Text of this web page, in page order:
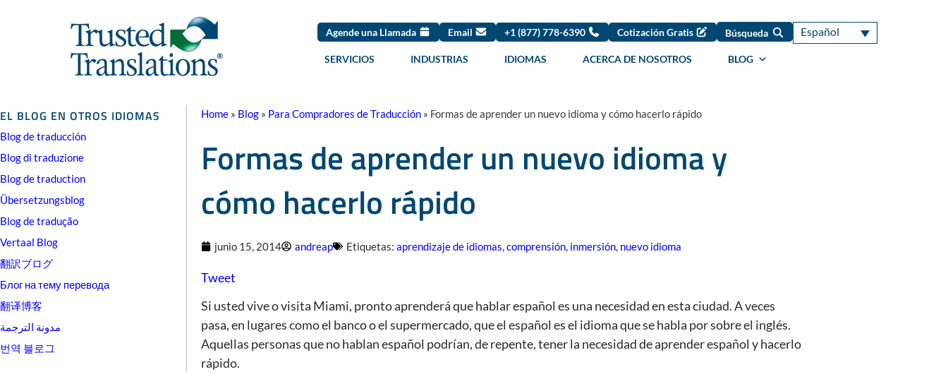
Agende una Llamada Email +1 (877) 778-6390 Cotización Gratis Búsqueda Español
SERVICIOS INDUSTRIAS IDIOMAS ACERCA DE NOSOTROS BLOG
EL BLOG EN OTROS IDIOMAS
Blog de traducción
Blog di traduzione
Blog de traduction
Übersetzungsblog
Blog de tradução
Vertaal Blog
翻訳ブログ
Блог на тему перевода
翻译博客
مدونة الترجمة
번역 블로그
Home » Blog » Para Compradores de Traducción » Formas de aprender un nuevo idioma y cómo hacerlo rápido
Formas de aprender un nuevo idioma y
cómo hacerlo rápido
junio 15, 2014 andreap Etiquetas: aprendizaje de idiomas,comprensión, inmersión, nuevo idioma
Tweet
Si usted vive o visita Miami, pronto aprenderá que hablar español es una necesidad en esta ciudad. A veces
pasa, en lugares como el banco o el supermercado, que el español es el idioma que se habla por sobre el inglés.
Aquellas personas que no hablan español podrían, de repente, tener la necesidad de aprender español y hacerlo
rápido.